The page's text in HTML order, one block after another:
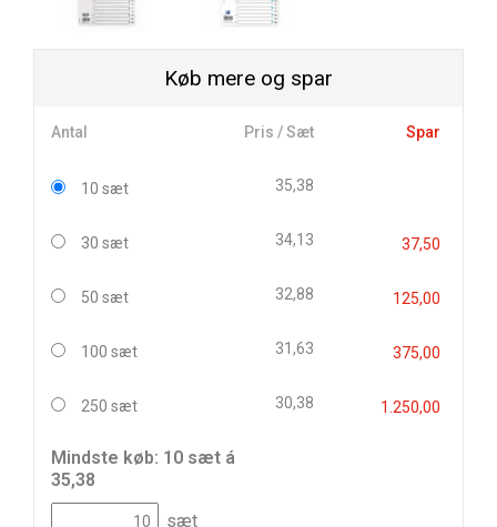
Køb mere og spar
Antal Pris / Sæt Spar
10 sæt 35,38
30 sæt 34,13 37,50
50 sæt 32,88 125,00
100 sæt 31,63 375,00
250 sæt 30,38 1.250,00
Mindste køb: 10 sæt á
35,38
sæt